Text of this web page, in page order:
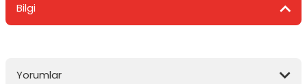
Bilgi
Yorumlar